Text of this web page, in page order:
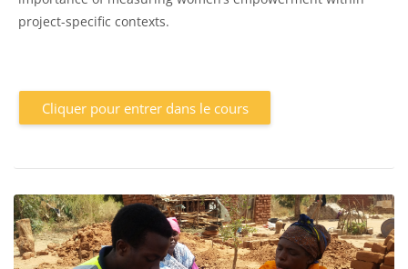
project-specific contexts.
Cliquer pour entrer dans le cours